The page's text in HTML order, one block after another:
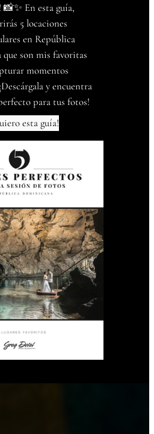
📸✨ En esta guía,
5 locaciones
en República
son mis favoritas
momentos
y encuentra
para tus fotos!
esta guía!